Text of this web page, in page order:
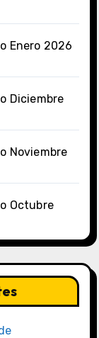
Enero 2026
Diciembre
Noviembre
Octubre